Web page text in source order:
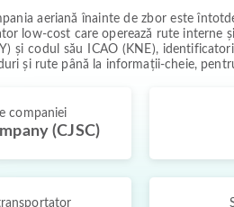
aeriană înainte de zbor este
low-cost care operează rute interne
și codul său ICAO (KNE),
și rute până la informații-cheie,
companiei
(CJSC)